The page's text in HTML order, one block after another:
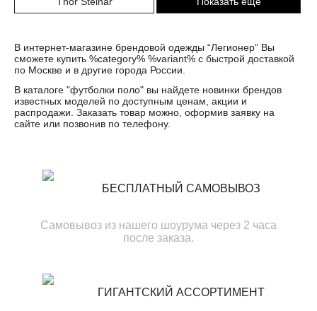
В интернет-магазине брендовой одежды “Легионер” Вы
сможете купить %category% %variant% с быстрой доставкой
по Москве и в другие города России.
В каталоге "футболки поло" вы найдете новинки брендов
известных моделей по доступным ценам, акции и
распродажи. Заказать товар можно, оформив заявку на
сайте или позвонив по телефону.
БЕСПЛАТНЫЙ САМОВЫВОЗ
Самовывоз из нашего шоурума через 2 часа
после заказа.
ГИГАНТСКИЙ АССОРТИМЕНТ